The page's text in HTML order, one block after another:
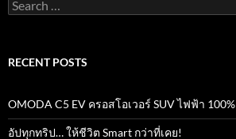
for:
RECENT POSTS
OMODA C5 EV ครอสโอเวอร์ SUV ไฟฟ้า 100%
อัปทุกทริป… ให้ชีวิต Smart กว่าที่เคย!